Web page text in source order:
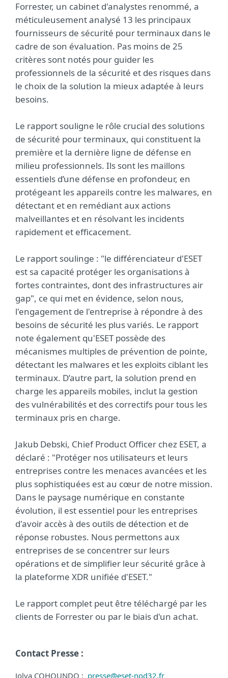
Forrester, un cabinet d'analystes renommé, a
méticuleusement analysé 13 les principaux
fournisseurs de sécurité pour terminaux dans le
cadre de son évaluation. Pas moins de 25
critères sont notés pour guider les
professionnels de la sécurité et des risques dans
le choix de la solution la mieux adaptée à leurs
besoins.
Le rapport souligne le rôle crucial des solutions
de sécurité pour terminaux, qui constituent la
première et la dernière ligne de défense en
milieu professionnels. Ils sont les maillons
essentiels d’une défense en profondeur, en
protégeant les appareils contre les malwares, en
détectant et en remédiant aux actions
malveillantes et en résolvant les incidents
rapidement et efficacement.
Le rapport soulinge : "le différenciateur d'ESET
est sa capacité protéger les organisations à
fortes contraintes, dont des infrastructures air
gap", ce qui met en évidence, selon nous,
l'engagement de l'entreprise à répondre à des
besoins de sécurité les plus variés. Le rapport
note également qu'ESET possède des
mécanismes multiples de prévention de pointe,
détectant les malwares et les exploits ciblant les
terminaux. D’autre part, la solution prend en
charge les appareils mobiles, inclut la gestion
des vulnérabilités et des correctifs pour tous les
terminaux pris en charge.
Jakub Debski, Chief Product Officer chez ESET, a
déclaré : "Protéger nos utilisateurs et leurs
entreprises contre les menaces avancées et les
plus sophistiquées est au cœur de notre mission.
Dans le paysage numérique en constante
évolution, il est essentiel pour les entreprises
d'avoir accès à des outils de détection et de
réponse robustes. Nous permettons aux
entreprises de se concentrer sur leurs
opérations et de simplifier leur sécurité grâce à
la plateforme XDR unifiée d'ESET."
Le rapport complet peut être téléchargé par les
clients de Forrester ou par le biais d'un achat.
Contact Presse :
Jolya COHOUNDO : presse@eset-nod32.fr